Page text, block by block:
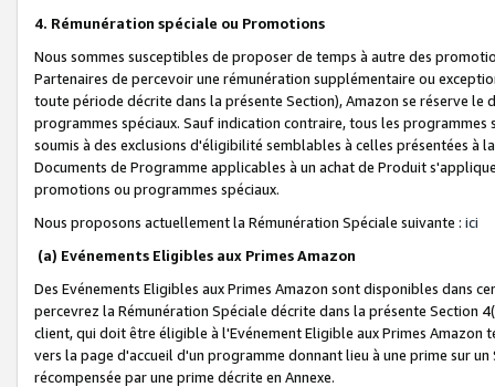
4. Rémunération spéciale ou Promotions
Nous sommes susceptibles de proposer de temps à autre des
Partenaires de percevoir une rémunération supplémentaire ou
toute période décrite dans la présente Section), Amazon se réserve
programmes spéciaux. Sauf indication contraire, tous les
soumis à des exclusions d'éligibilité semblables à celles présentées à
Documents de Programme applicables à un achat de Produit
promotions ou programmes spéciaux.
Nous proposons actuellement la Rémunération Spéciale suivante : ici
(a) Evénements Eligibles aux Primes Amazon
Des Evénements Eligibles aux Primes Amazon sont disponibles dans
percevrez la Rémunération Spéciale décrite dans la présente Section
client, qui doit être éligible à l'Evénement Eligible aux Primes Amazon
vers la page d'accueil d'un programme donnant lieu à une prime sur
récompensée par une prime décrite en Annexe.